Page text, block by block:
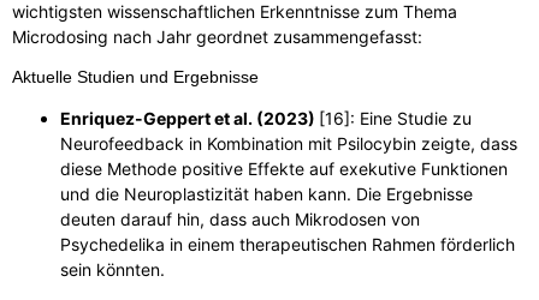
wichtigsten wissenschaftlichen Erkenntnisse zum Thema
Microdosing nach Jahr geordnet zusammengefasst:
Aktuelle Studien und Ergebnisse
Enriquez-Geppert et al. (2023) [16]: Eine Studie zu
Neurofeedback in Kombination mit Psilocybin zeigte, dass
diese Methode positive Effekte auf exekutive Funktionen
und die Neuroplastizität haben kann. Die Ergebnisse
deuten darauf hin, dass auch Mikrodosen von
Psychedelika in einem therapeutischen Rahmen förderlich
sein könnten.